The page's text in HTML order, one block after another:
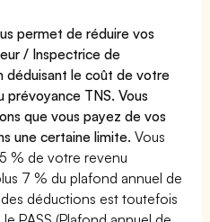
permet de réduire vos
/ Inspectrice de
déduisant le coût de votre
TNS. Vous
que vous payez de vos
une certaine limite.Vous
% de votre revenu
7 % du plafond annuel de
déductions est toutefois